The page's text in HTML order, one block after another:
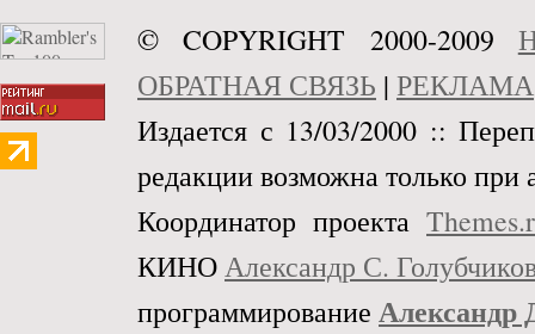
© COPYRIGHT 2000-2009
ОБРАТНАЯ СВЯЗЬ | РЕКЛАМА
Издается с 13/03/2000 ::
редакции возможна только
Координатор проекта
КИНОАлександр С.
программирование Александр